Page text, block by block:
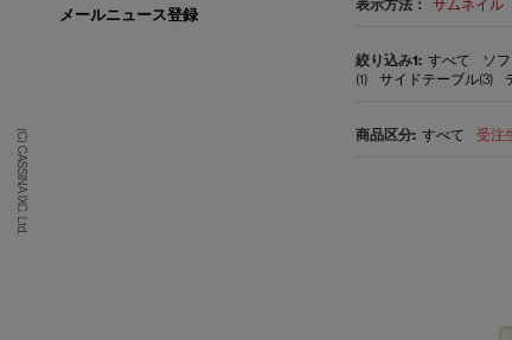
(C) CASSINA IXC. Ltd.
表示方法： サムネイル
すべて ソ
(1)
サイドテーブル(3)
すべて 受注
メールニュース登録